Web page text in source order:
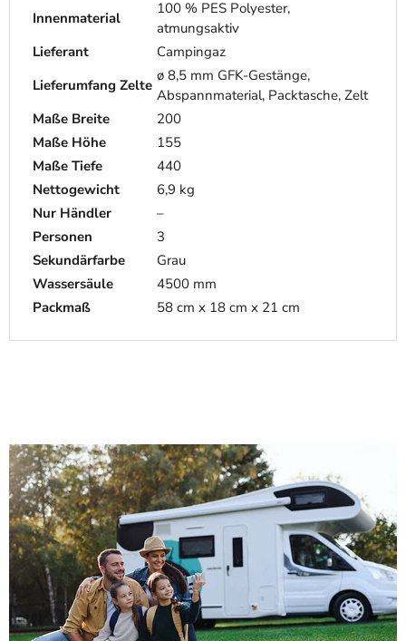
Innenmaterial
100 % PES Polyester,
atmungsaktiv
Lieferant
Campingaz
Lieferumfang Zelte
ø 8,5 mm GFK-Gestänge,
Abspannmaterial, Packtasche, Zelt
Maße Breite
200
Maße Höhe
155
Maße Tiefe
440
Nettogewicht
6,9 kg
Nur Händler
–
Personen
3
Sekundärfarbe
Grau
Wassersäule
4500 mm
Packmaß
58 cm x 18 cm x 21 cm